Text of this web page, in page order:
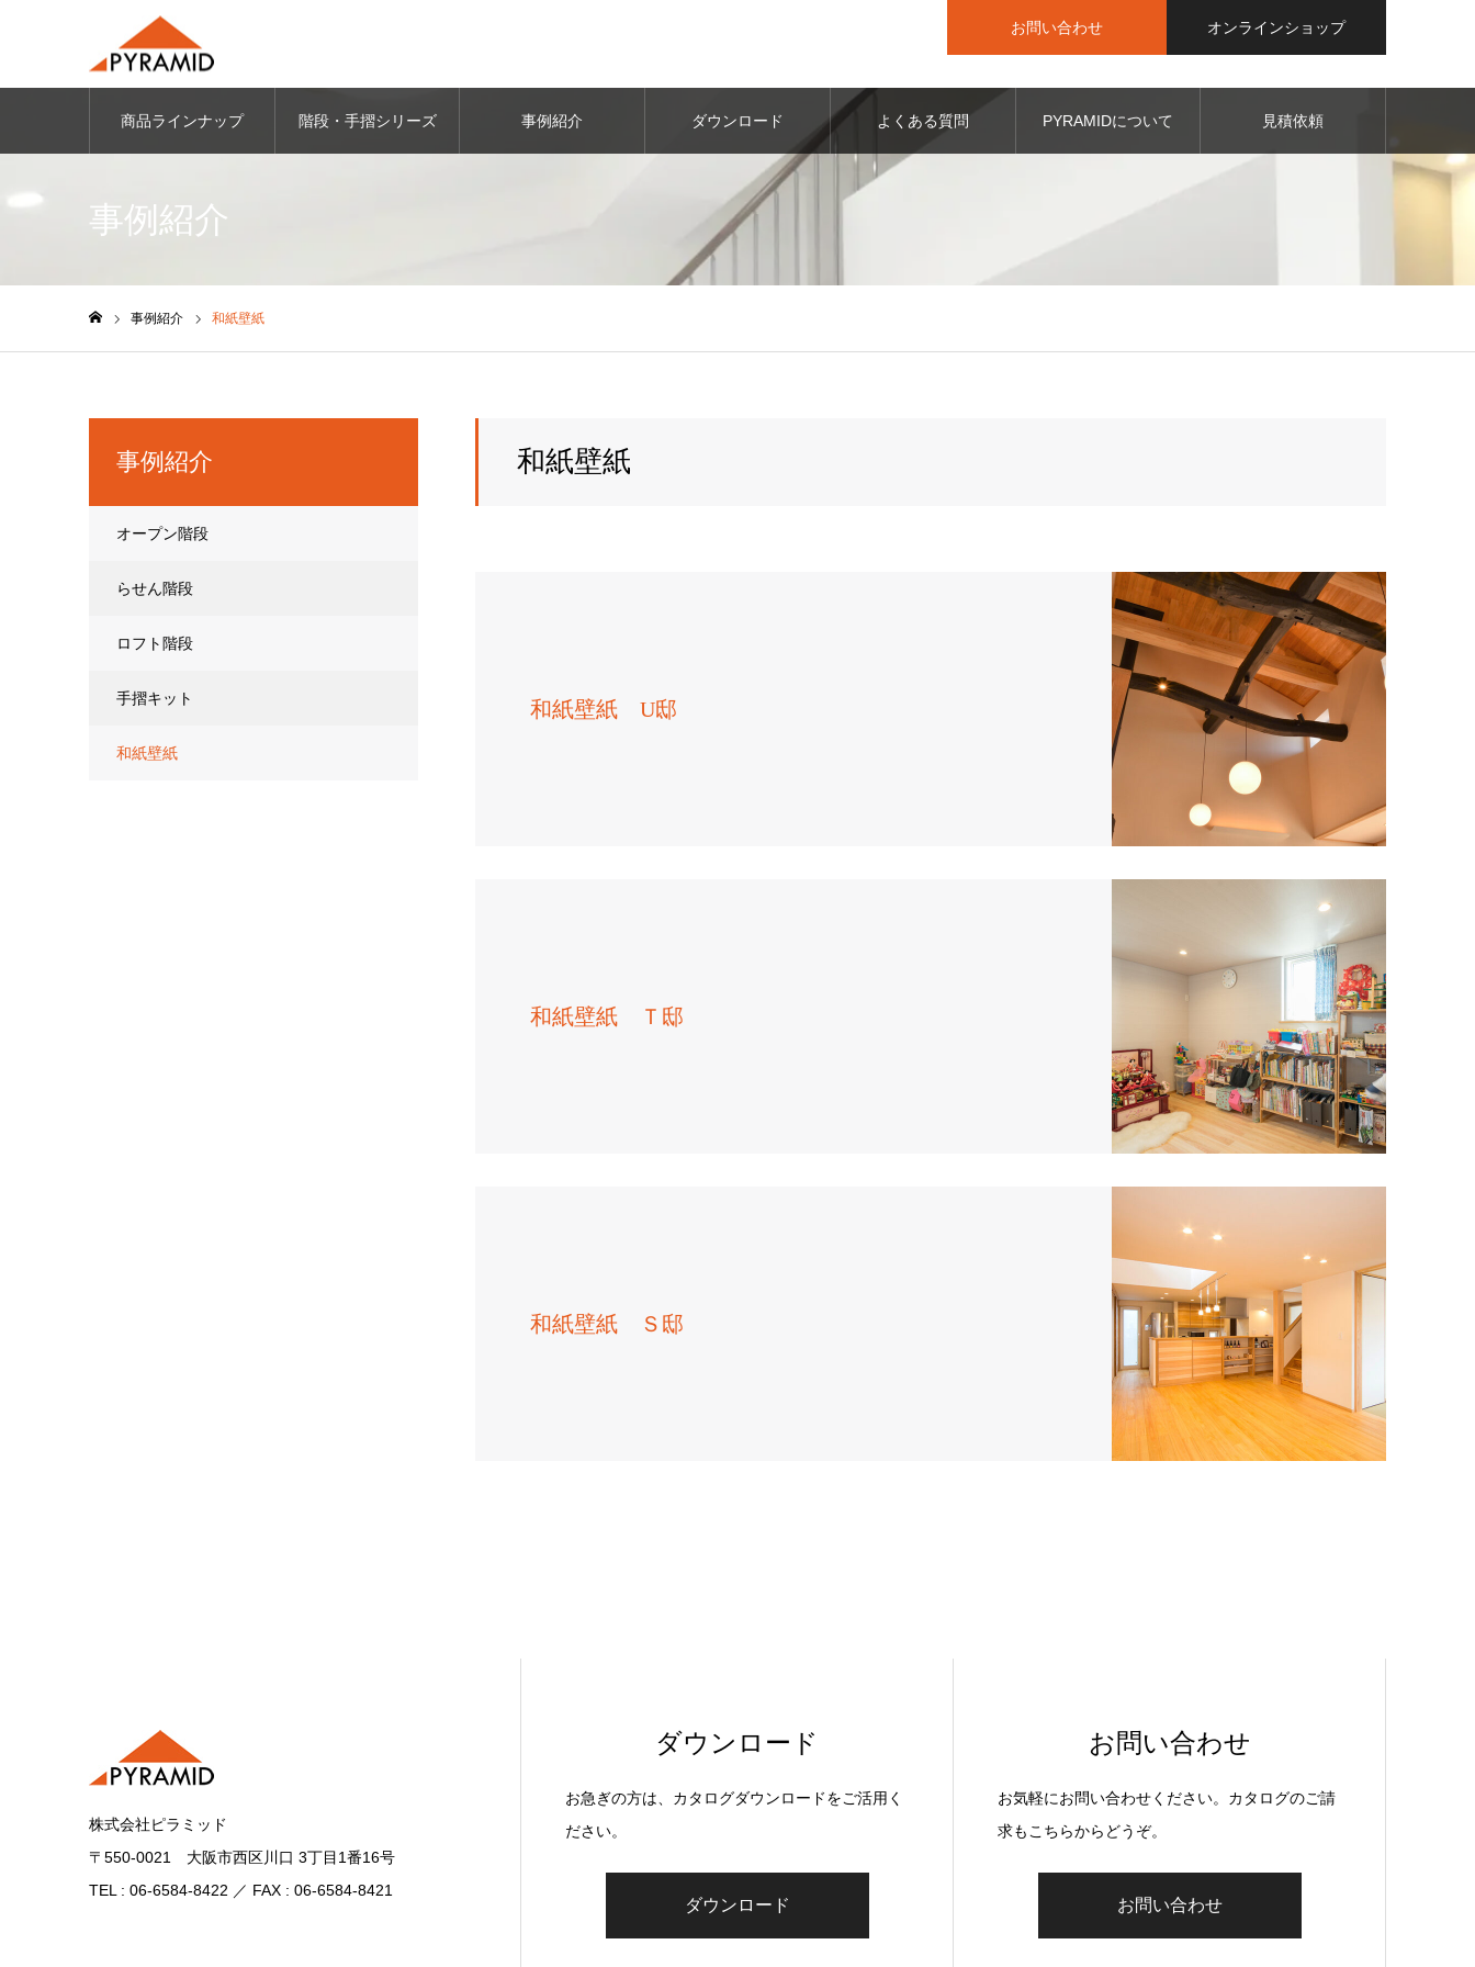
お問い合わせ オンラインショップ
商品ラインナップ 階段・手摺シリーズ 事例紹介 ダウンロード よくある質問 PYRAMIDについて 見積依頼
事例紹介
事例紹介 和紙壁紙
和紙壁紙
和紙壁紙 U邸
和紙壁紙 Ｔ邸
和紙壁紙 Ｓ邸
事例紹介
オープン階段
らせん階段
ロフト階段
手摺キット
和紙壁紙
株式会社ピラミッド
〒550-0021 大阪市西区川口 3丁目1番16号
TEL : 06-6584-8422 ／ FAX : 06-6584-8421
ダウンロード
お急ぎの方は、カタログダウンロードをご活用く
ださい。
ダウンロード
お問い合わせ
お気軽にお問い合わせください。カタログのご請
求もこちらからどうぞ。
お問い合わせ